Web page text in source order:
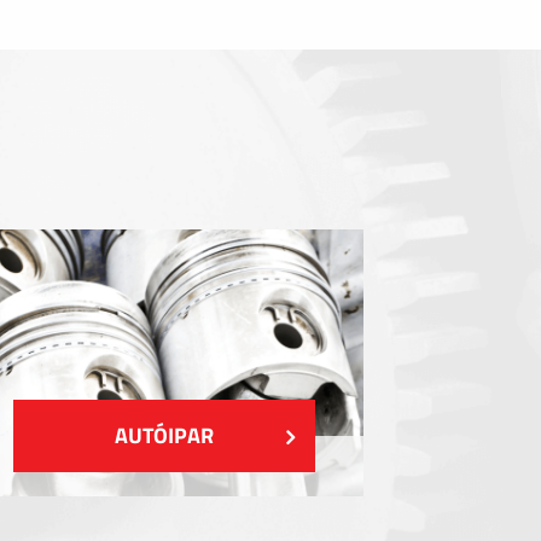
MUTASS TÖBBET
AUTÓIPAR